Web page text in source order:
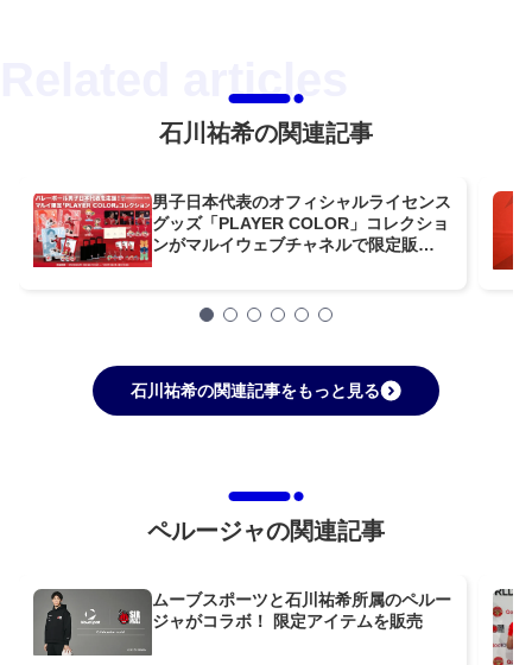
石川祐希の関連記事
男子日本代表のオフィシャルライセンス
グッズ「PLAYER COLOR」コレクショ
ンがマルイウェブチャネルで限定販
石川祐希の関連記事をもっと見る
ペルージャの関連記事
ムーブスポーツと石川祐希所属のペルー
ジャがコラボ！ 限定アイテムを販売